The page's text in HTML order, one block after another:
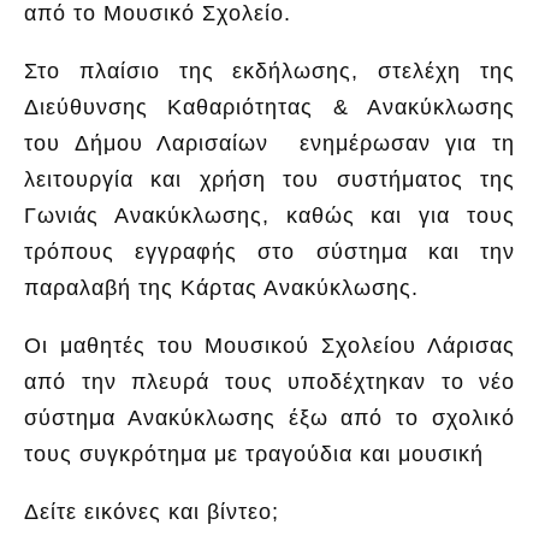
από το Μουσικό Σχολείο.
Στο πλαίσιο της εκδήλωσης, στελέχη της
Διεύθυνσης Καθαριότητας & Ανακύκλωσης
του Δήμου Λαρισαίων ενημέρωσαν για τη
λειτουργία και χρήση του συστήματος της
Γωνιάς Ανακύκλωσης, καθώς και για τους
τρόπους εγγραφής στο σύστημα και την
παραλαβή της Κάρτας Ανακύκλωσης.
Οι μαθητές του Μουσικού Σχολείου Λάρισας
από την πλευρά τους υποδέχτηκαν το νέο
σύστημα Ανακύκλωσης έξω από το σχολικό
τους συγκρότημα με τραγούδια και μουσική
Δείτε εικόνες και βίντεο;